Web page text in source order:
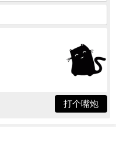
打个嘴炮